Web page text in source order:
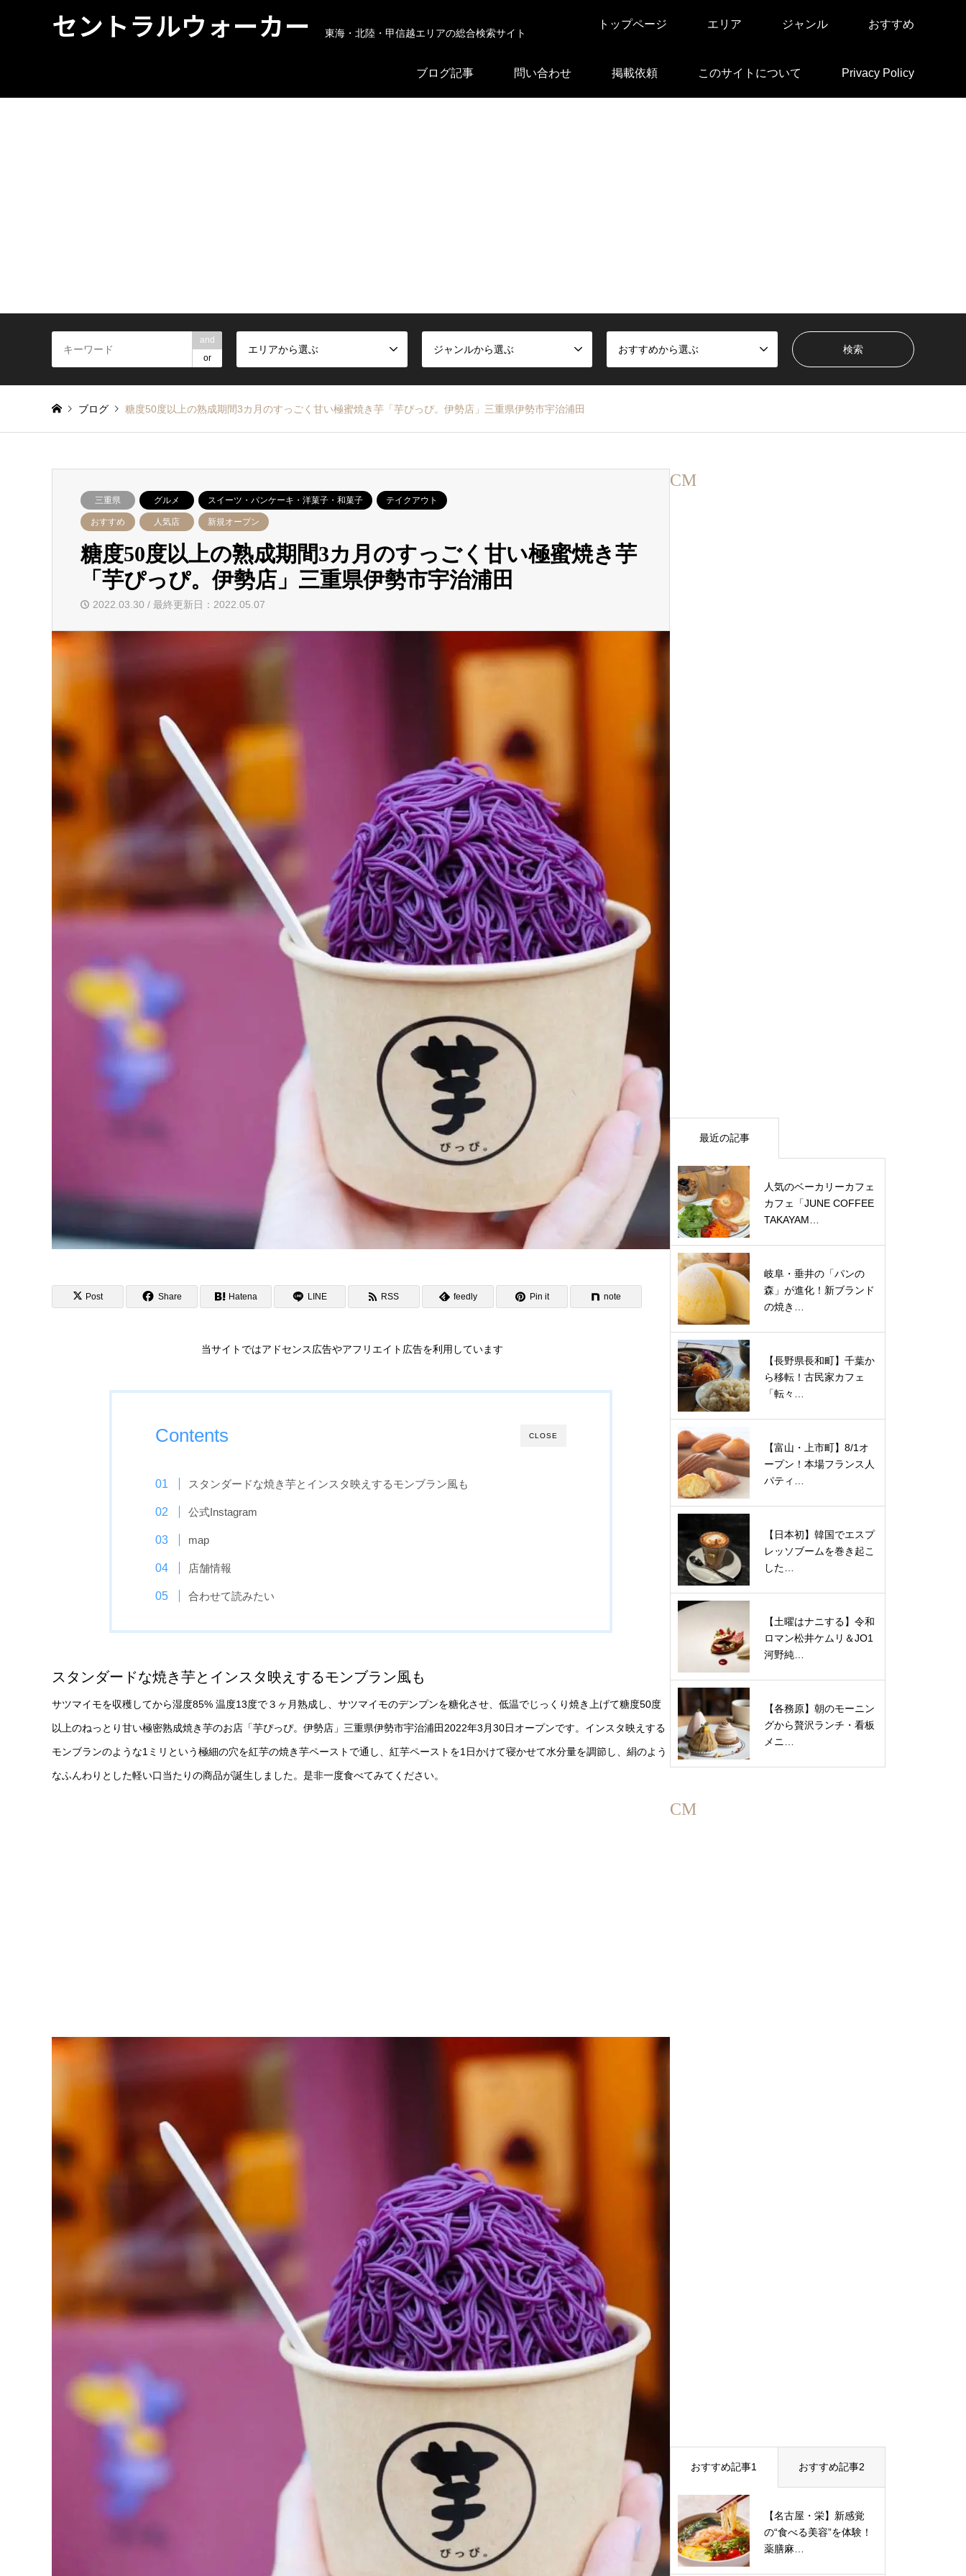
セントラルウォーカー 東海・北陸・甲信越エリアの総合検索サイト
トップページ エリア ジャンル おすすめ
ブログ記事 問い合わせ 掲載依頼 このサイトについて Privacy Policy
and
or
エリアから選ぶ ジャンルから選ぶ おすすめから選ぶ
ブログ 糖度50度以上の熟成期間3カ月のすっごく甘い極蜜焼き芋「芋ぴっぴ。伊勢店」三重県伊勢市宇治浦田
三重県 グルメ スイーツ・パンケーキ・洋菓子・和菓子 テイクアウト
おすすめ 人気店 新規オープン
糖度50度以上の熟成期間3カ月のすっごく甘い極蜜焼き芋
「芋ぴっぴ。伊勢店」三重県伊勢市宇治浦田
2022.03.30 / 最終更新日：2022.05.07
Post Share Hatena LINE RSS feedly Pin it note
当サイトではアドセンス広告やアフリエイト広告を利用しています
CLOSE
Contents
スタンダードな焼き芋とインスタ映えするモンブラン風も
公式Instagram
map
店舗情報
合わせて読みたい
スタンダードな焼き芋とインスタ映えするモンブラン風も
サツマイモを収穫してから湿度85% 温度13度で３ヶ月熟成し、サツマイモのデンプンを糖化させ、低温でじっくり焼き上げて糖度50度
以上のねっとり甘い極密熟成焼き芋のお店「芋ぴっぴ。伊勢店」三重県伊勢市宇治浦田2022年3月30日オープンです。インスタ映えする
モンブランのような1ミリという極細の穴を紅芋の焼き芋ペーストで通し、紅芋ペーストを1日かけて寝かせて水分量を調節し、絹のよう
なふんわりとした軽い口当たりの商品が誕生しました。是非一度食べてみてください。
CM
最近の記事
人気のベーカリーカフェ
カフェ「JUNE COFFEE
TAKAYAM…
岐阜・垂井の「パンの
森」が進化！新ブランド
の焼き…
【長野県長和町】千葉か
ら移転！古民家カフェ
「転々…
【富山・上市町】8/1オ
ープン！本場フランス人
パティ…
【日本初】韓国でエスプ
レッソブームを巻き起こ
した…
【土曜はナニする】令和
ロマン松井ケムリ＆JO1
河野純…
【各務原】朝のモーニン
グから贅沢ランチ・看板
メニ…
CM
おすすめ記事1 おすすめ記事2
【名古屋・栄】新感覚
の“食べる美容”を体験！
薬膳麻…